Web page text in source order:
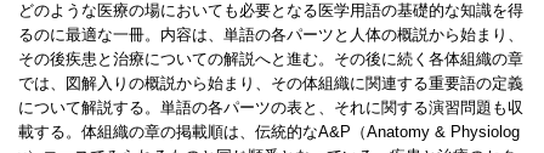
どのような医療の場においても必要となる医学用語の基礎的な知識を得
るのに最適な一冊。内容は、単語の各パーツと人体の概説から始まり、
その後疾患と治療についての解説へと進む。その後に続く各体組織の章
では、図解入りの概説から始まり、その体組織に関連する重要語の定義
について解説する。単語の各パーツの表と、それに関する演習問題も収
載する。体組織の章の掲載順は、伝統的なA&P（Anatomy & Physiolog